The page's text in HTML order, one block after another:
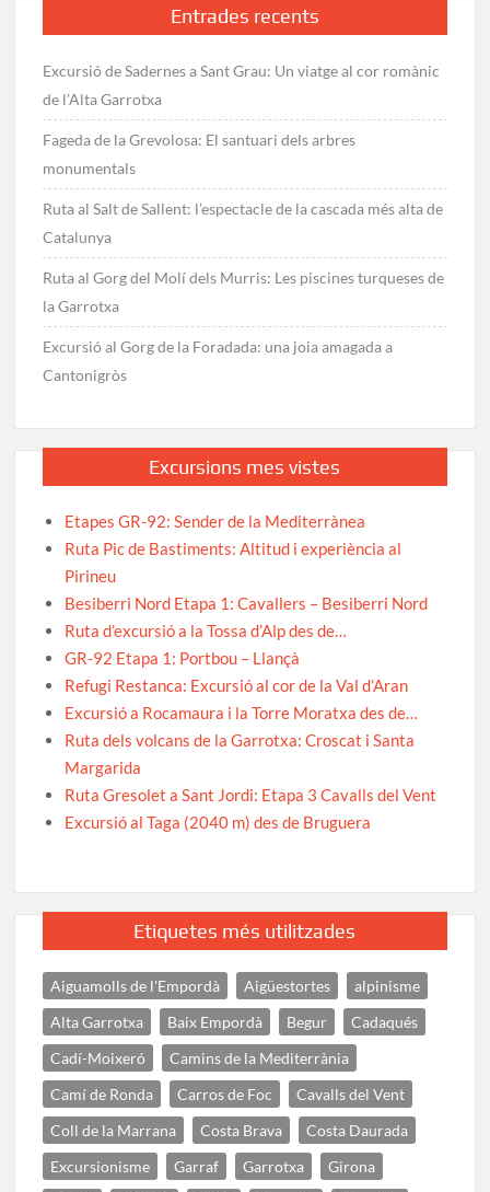
Entrades recents
Excursió de Sadernes a Sant Grau: Un viatge al cor romànic
de l’Alta Garrotxa
Fageda de la Grevolosa: El santuari dels arbres
monumentals
Ruta al Salt de Sallent: l’espectacle de la cascada més alta de
Catalunya
Ruta al Gorg del Molí dels Murris: Les piscines turqueses de
la Garrotxa
Excursió al Gorg de la Foradada: una joia amagada a
Cantonigròs
Excursions mes vistes
Etapes GR-92: Sender de la Mediterrànea
Ruta Pic de Bastiments: Altitud i experiència al
Pirineu
Besiberri Nord Etapa 1: Cavallers – Besiberri Nord
Ruta d’excursió a la Tossa d’Alp des de…
GR-92 Etapa 1: Portbou – Llançà
Refugi Restanca: Excursió al cor de la Val d’Aran
Excursió a Rocamaura i la Torre Moratxa des de…
Ruta dels volcans de la Garrotxa: Croscat i Santa
Margarida
Ruta Gresolet a Sant Jordi: Etapa 3 Cavalls del Vent
Excursió al Taga (2040 m) des de Bruguera
Etiquetes més utilitzades
Aiguamolls de l'Empordà Aigüestortes
alpinisme
Alta Garrotxa
Baix Empordà Begur
Cadaqués
Cadí-Moixeró
Camins de la Mediterrània
Camí de Ronda
Carros de Foc
Cavalls del Vent
Coll de la Marrana
Costa Brava
Costa Daurada
Excursionisme
Garraf Garrotxa
Girona